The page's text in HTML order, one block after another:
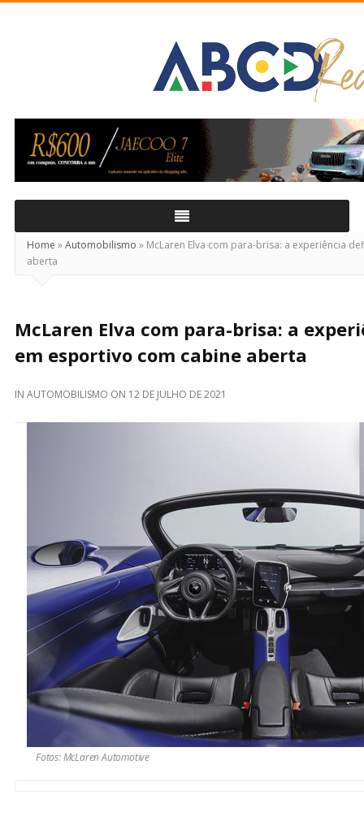
Real
Home »Automobilismo » McLaren Elva com para-brisa: a experiência
aberta
McLaren Elva com para-brisa: a
em esportivo com cabine aberta
IN AUTOMOBILISMO ON 12 DE JULHO DE 2021
Fotos: McLaren Automotive